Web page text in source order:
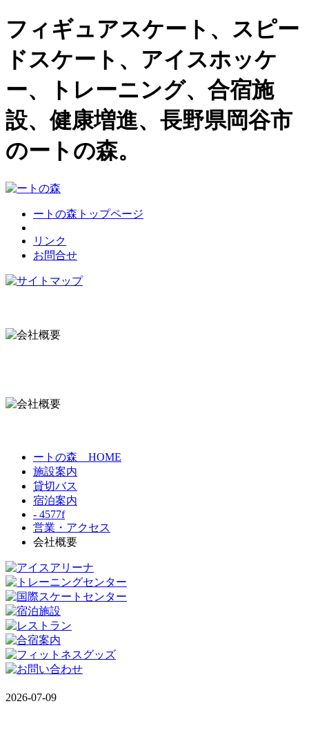
フィギュアスケート、スピー
ドスケート、アイスホッケ
ー、トレーニング、合宿施
設、健康増進、長野県岡谷市
のートの森。
ートの森トップページ
リンク
お問合せ
ートの森 HOME
施設案内
貸切バス
宿泊案内
- 4577f
営業・アクセス
会社概要
2026-07-09